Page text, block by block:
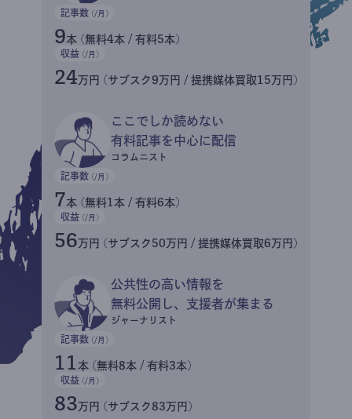
記事数 (/月)
9本 (無料4本 / 有料5本)
収益 (/月)
24万円 (サブスク9万円 / 提携媒体買取15万円)
ここでしか読めない
有料記事を中心に配信
コラムニスト
記事数 (/月)
7本 (無料1本 / 有料6本)
収益 (/月)
56万円 (サブスク50万円 / 提携媒体買取6万円)
公共性の高い情報を
無料公開し、支援者が集まる
ジャーナリスト
記事数 (/月)
11 本 (無料8本 / 有料3本)
収益 (/月)
83万円 (サブスク83万円)